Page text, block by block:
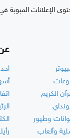
الإعلانات المبوبة في
الكريم
وطيور
وألعاب